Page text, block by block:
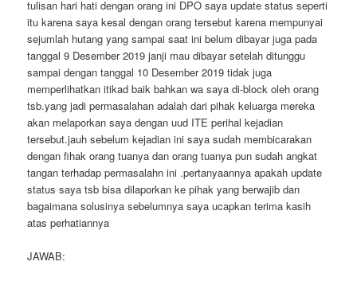
tulisan hari hati dengan orang ini DPO saya update status seperti
itu karena saya kesal dengan orang tersebut karena mempunyai
sejumlah hutang yang sampai saat ini belum dibayar juga pada
tanggal 9 Desember 2019 janji mau dibayar setelah ditunggu
sampai dengan tanggal 10 Desember 2019 tidak juga
memperlihatkan itikad baik bahkan wa saya di-block oleh orang
tsb.yang jadi permasalahan adalah dari pihak keluarga mereka
akan melaporkan saya dengan uud ITE perihal kejadian
tersebut.jauh sebelum kejadian ini saya sudah membicarakan
dengan fihak orang tuanya dan orang tuanya pun sudah angkat
tangan terhadap permasalahn ini .pertanyaannya apakah update
status saya tsb bisa dilaporkan ke pihak yang berwajib dan
bagaimana solusinya sebelumnya saya ucapkan terima kasih
atas perhatiannya
JAWAB: